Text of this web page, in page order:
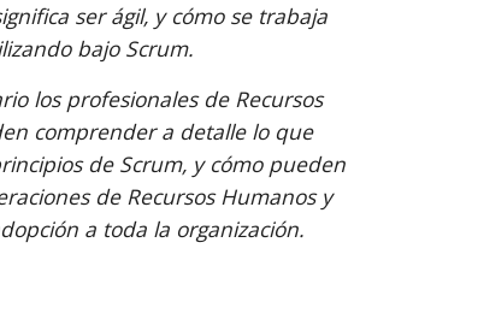
ser ágil, y cómo se trabaja
bajo Scrum.
los profesionales de Recursos
comprender a detalle lo que
de Scrum, y cómo pueden
de Recursos Humanos y
a toda la organización.